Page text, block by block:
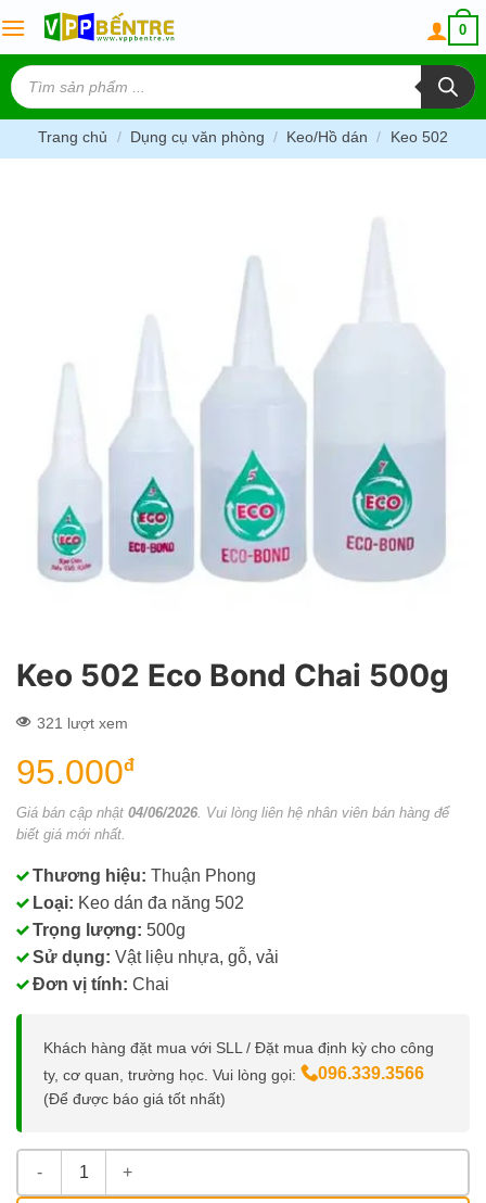
to
content
0
Tìm
kiếm
sản
phẩm
Trang chủ / Dụng cụ văn phòng / Keo/Hồ dán / Keo 502
Keo 502 Eco Bond Chai 500g
321 lượt xem
95.000đ
Giá bán cập nhật 04/06/2026 . Vui lòng liên hệ nhân viên bán hàng để
biết giá mới nhất.
Thương hiệu: Thuận Phong
Loại: Keo dán đa năng 502
Trọng lượng: 500g
Sử dụng: Vật liệu nhựa, gỗ, vải
Đơn vị tính: Chai
Khách hàng đặt mua với SLL / Đặt mua định kỳ cho công
ty, cơ quan, trường học. Vui lòng gọi:
096.339.3566
(Để được báo giá tốt nhất)
Keo 502 Eco Bond Chai 500g số lượng